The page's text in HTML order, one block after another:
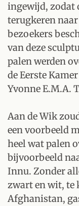
ingewijd, zodat
terugkeren
bezoekers
van deze
palen werden
de Eerste
Yvonne E.M.A.
Aan de Wik
een voorbeeld
heel wat palen
bijvoorbeeld
Innu. Zonder
zwart en wit, te
Afghanistan,